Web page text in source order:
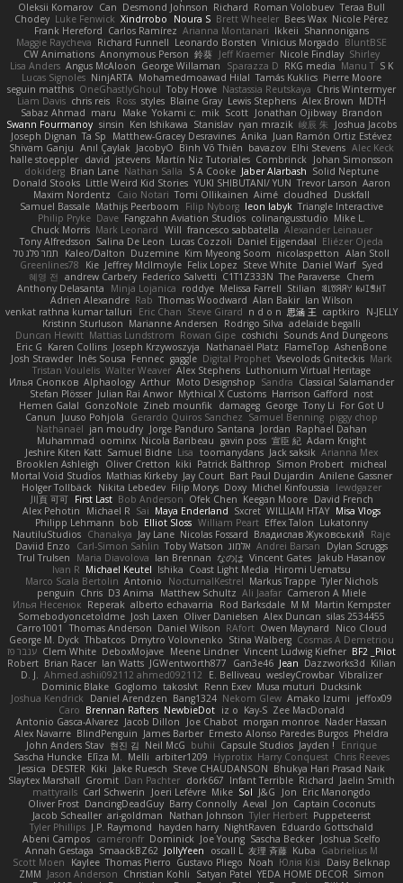
Oleksii Komarov Can Desmond Johnson Richard Roman Volobuev Teraa Bull
Chodey Luke Fenwick Xindrrobo Noura S Brett Wheeler Bees Wax Nicole Pérez
Frank Hereford Carlos Ramírez Arianna Montanari Ikkeii Shannonigans
Maggie Raycheva Richard Funnell Leonardo Borsten Vinicius Morgado BluntBSE
CW Animations Anonymous Person 鈴葵 Jeff Kraemer Nicole Findlay Shirley
Lisa Anders Angus McAloon George Willaman Sparazza D RKG media Manu T S K
Lucas Signoles NinjARTA Mohamedmoawad Hilal Tamás Kuklics Pierre Moore
seguin matthis OneGhastlyGhoul Toby Howe Nastassia Reutskaya Chris Wintermyer
Liam Davis chris reis Ross styles Blaine Gray Lewis Stephens Alex Brown MDTH
Sabaz Ahmad maru Make Yokami c: mik Scott Jonathan Ojibway Brandon
Swann Fourmanoy sinsin Ken Ishikawa Stanislav ryan mrazik 峻辰 朱
Joshua Jacobs
Joseph Dignan Ta Sp Matthew-Gracey Desravines Anika Juan Ramón Ortiz Estévez
Shivam Ganju Anıl Çaylak JacobyO Bình Võ Thiên bavazov Elhi Stevens Alec Keck
halle stoeppler david jstevens Martín Niz Tutoriales Combrinck
Johan Simonsson
dokiderg Brian Lane Nathan Salla S A Cooke Jaber Alarbash Solid Neptune
Donald Stooks Little Weird Kid Stories YUKI SHIBUTANI/ YUN Trevor Larson Aaron
Maxim Nordentz
Caio Notari Tomi Ollikainen Aimé cloudhed
Duskfall
Samuel Bassale Mathijs Peerboom Filip Nyborg leon labyk Triangle Interactive
Philip Pryke Dave Fangzahn Aviation Studios colinangusstudio Mike L.
Chuck Morris Mark Leonard Will francesco sabbatella Alexander Leinauer
Tony Alfredsson Salina De Leon Lucas Cozzoli Daniel Eijgendaal Eliézer Ojeda
תמר פלג טל
Kaleo/Dalton Duzemine Kim Myeong Soom nicolaspetton Alan Stoll
Greenlines78
Kie Jeffrey McIlmoyle Felix Lopez Steve White Daniel Warf Syed
혜영 전 andrew Carbery Federico Salvetti C1T1Z333N The Paraverse Chem
Anthony Delasanta
Minja Lojanica roddye Melissa Farrell Stilian ꌃ꒒ꀎꋪꋪꌩ ꀘꈤꀤꁅꃅ꓄
Adrien Alexandre Rab Thomas Woodward Alan Bakir Ian Wilson
venkat rathna kumar talluri
Eric Chan Steve Girard n d o n 思涵 王 captkiro
N-JELLY
Kristinn Sturluson Marianne Andersen Rodrigo Silva adelaide begalli
Duncan Hewitt Mattias Lundstrom Rowan Gipe coshichi Sounds And Dungeons
Eric G Karen Collins Joseph Krzywoszyja Nathanaël Platz FlameTop AshenBone
Josh Strawder Inês Sousa Fennec gaggle Digital Prophet Vsevolods Gniteckis Mark
Tristan Voulelis Walter Weaver Alex Stephens Luthonium Virtual Heritage
Илья Снопков Alphaology Arthur Moto Designshop Sandra Classical Salamander
Stefan Plösser Julian Rai Anwor Mythical X Customs Harrison Gafford nost
Hemen Galal GonzoNole Zineb mounfik damageg George Tony Li For Got U
Canun Juuso Pohjola Gerardo Quiros Sanchez Samuel Benning piggy chop
Nathanaël jan moudry Jorge Panduro Santana Jordan Raphael Dahan
Muhammad oominx Nicola Baribeau gavin poss 宣臣 紀 Adam Knight
Jeshire Kiten Katt Samuel Bidne Lisa toomanydans Jack saksik Arianna Mex
Brooklen Ashleigh
Oliver Cretton kiki Patrick Balthrop Simon Probert micheal
Mortal Void Studios Mathias Kirkeby Jay Court Bart Paul Dujardin Anilene Gassner
Holger Tollbäck
Nikita Lebedev Filip Morys Doxy Michel Kinfoussia
lewdgazer
川頁 可可 First Last Bob Anderson Ofek Chen Keegan Moore David French
Alex Pehotin
Michael R Sai Maya Enderland Sxcret WILLIAM HTAY Misa Vlogs
Philipp Lehmann bob Elliot Sloss William Peart Effex Talon Lukatonny
NautiluStudios Chanakya Jay Lane Nicolas Fossard Владислав Жуковський
Raje
Daviid Enzo
Carl-Simon Sahlin Toby Watson אלמוג Andrei Barsan
Dylan Scruggs
Trul Trulsen
Maria Diavolova Ian Brennan なのは Vincent Gates Jakub Hasanov
Ivan R Michael Keutel Ishika Coast Light Media Hiromi Uematsu
Marco Scala Bertolin Antonio NocturnalKestrel Markus Trappe Tyler Nichols
penguin Chris D3 Anima Matthew Schultz Ali Jaafar Cameron A Miele
Илья Несенюк Reperak alberto echavarria Rod Barksdale M M Martin Kempster
Somebodyoncetoldme Josh Laxen Oliver Danielsen Alex Duncan silas 2534455
Carro1001
Thomas Anderson Daniel Wilson RAfort Owen Maynard
Nico Cloud
George M. Dyck Thbatcos Dmytro Volovnenko Stina Walberg Cosmas A Demetriou
ענבר פז Clem White DeboxMojave Meene Lindner Vincent Ludwig Kiefner BF2 _Pilot
Robert Brian Racer Ian Watts JGWentworth877 Gan3e46 Jean Dazzworks3d Kilian
D. J.
Ahmed.ashii092112 ahmed092112 E. Belliveau wesleyCrowbar Vibralizer
Dominic Blake Goglomo takoslvt Renn Exev Musa muturi Ducksink
Joshua Kendrick
Daniel Arendzen Bang1324 Nekom Glew Amako Izumi
jeffox09
Caro Brennan Rafters NewbieDot iz o Kay-S Zee MacDonald
Antonio Gasca-Alvarez Jacob Dillon Joe Chabot morgan monroe Nader Hassan
Alex Navarre BlindPenguin James Barber Ernesto Alonso Paredes Burgos Pheldra
John Anders Stav 현진 김 Neil McG buhii Capsule Studios Jayden !
Enrique
Sascha Huncke Elīza M. Melli arbiter1209 Hyprotix Harry Conquest Chris Reeves
Jessica DESTER Kiki Jake Ruesch Steve CHAUDANSON Bhukya Hari Prasad Naik
Slaytex Marshall Gromit Dan Pachter dork667 Infant Terrible Richard Jaelin Smith
mattyrails Carl Schwerin Joeri Lefévre Mike Sol J&G Jon Eric Manongdo
Oliver Frost DancingDeadGuy Barry Connolly Aeval Jon Captain Coconuts
Jacob Schealler ari-goldman Nathan Johnson Tyler Herbert Puppeteerist
Tyler Phillips J.P. Raymond hayden harry NightRaven Eduardo Gottschald
Abeni Campos cameronfr Dominick Joe Young Sascha Becker Joshua Scelfo
Annah Gestaga SmaackBZ62 JollyYeen oscall L 友理 斉藤 Kuba Gabrielius M
Scott Moen
Kaylee Thomas Pierro Gustavo Pliego Noah Юлія Кізі
Daisy Belknap
ZMM Jason Anderson Christian Kohli Satyan Patel YEDA HOME DECOR Simon